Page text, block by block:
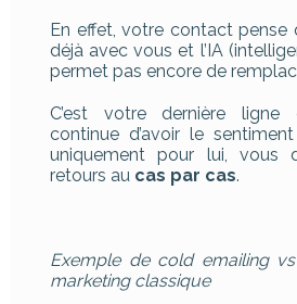
En effet, votre contact pense
déjà avec vous et l’IA
permet pas encore de
C’est votre dernière ligne
continue d’avoir le
uniquement pour lui, vous
retours au cas par cas.
Exemple de cold emailing vs
marketing classique